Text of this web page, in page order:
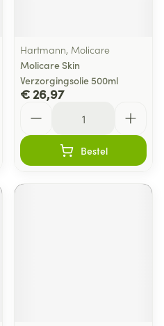
Hartmann, Molicare
Molicare Skin
Verzorgingsolie 500ml
€ 26,97
Bestel